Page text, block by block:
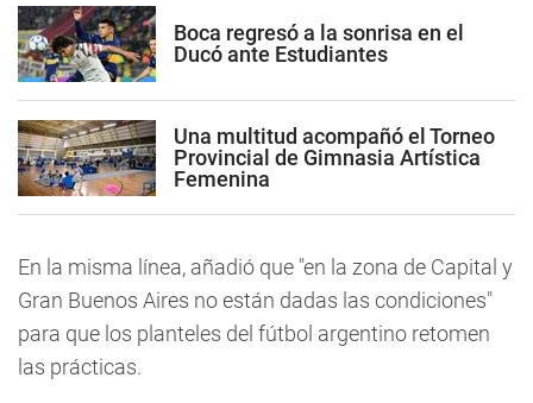
Boca regresó a la sonrisa en el
Ducó ante Estudiantes
Una multitud acompañó el Torneo
Provincial de Gimnasia Artística
Femenina
En la misma línea, añadió que "en la zona de Capital y
Gran Buenos Aires no están dadas las condiciones"
para que los planteles del fútbol argentino retomen
las prácticas.